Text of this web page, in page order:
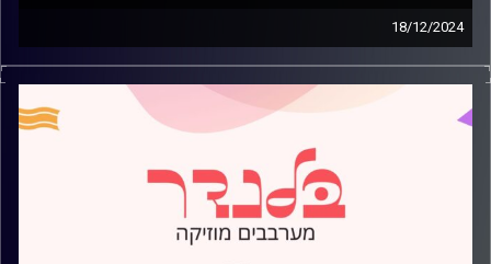
18/12/2024
מוזיקה רגועה לפתוח איתה את הבוקר בהגשת שי שחם
קרדיט תמונות:
AudioVersity